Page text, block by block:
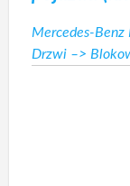
Mercedes-Benz
Drzwi –>